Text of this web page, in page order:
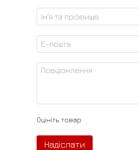
Оцініть товар
Надіслати